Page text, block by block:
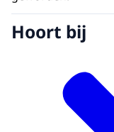
Hoort bij